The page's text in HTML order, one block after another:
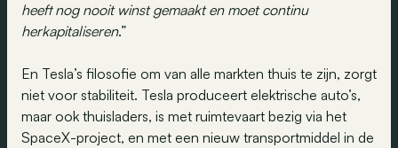
heeft nog nooit winst gemaakt en moet continu
herkapitaliseren.”
En Tesla’s filosofie om van alle markten thuis te zijn, zorgt
niet voor stabiliteit. Tesla produceert elektrische auto’s,
maar ook thuisladers, is met ruimtevaart bezig via het
SpaceX-project, en met een nieuw transportmiddel in de